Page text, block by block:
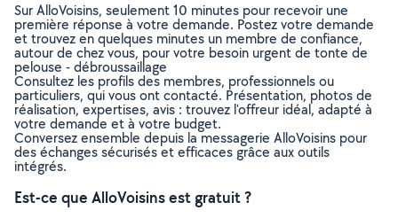
Sur AlloVoisins, seulement 10 minutes pour recevoir une
première réponse à votre demande. Postez votre demande
et trouvez en quelques minutes un membre de confiance,
autour de chez vous, pour votre besoin urgent de tonte de
pelouse - débroussaillage
Consultez les profils des membres, professionnels ou
particuliers, qui vous ont contacté. Présentation, photos de
réalisation, expertises, avis : trouvez l'offreur idéal, adapté à
votre demande et à votre budget.
Conversez ensemble depuis la messagerie AlloVoisins pour
des échanges sécurisés et efficaces grâce aux outils
intégrés.
Est-ce que AlloVoisins est gratuit ?